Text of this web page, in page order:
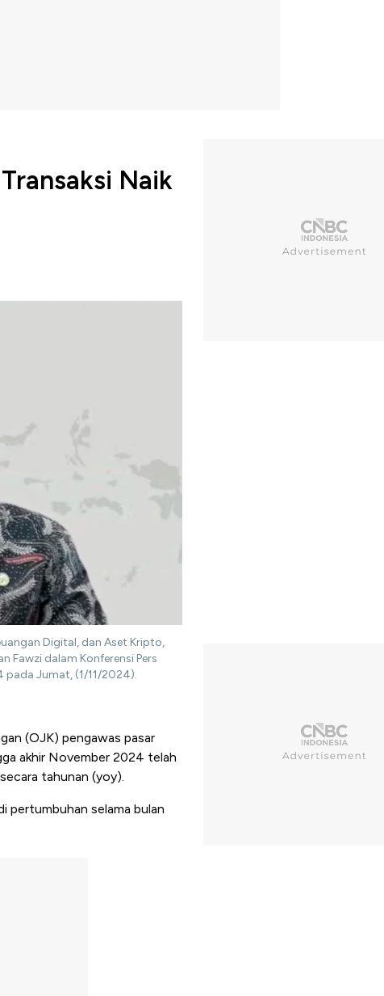
Naik
Digital, dan Aset Kripto,
Fawzi dalam Konferensi Pers
pada Jumat, (1/11/2024).
(OJK) pengawas pasar
akhir November 2024 telah
tahunan (yoy).
pertumbuhan selama bulan